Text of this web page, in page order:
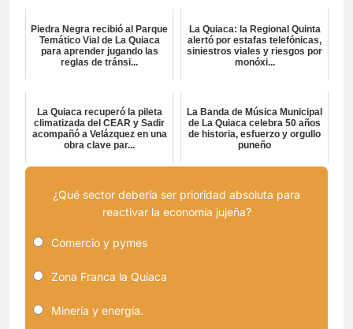
Piedra Negra recibió al Parque
Temático Vial de La Quiaca
para aprender jugando las
reglas de tránsi...
La Quiaca: la Regional Quinta
alertó por estafas telefónicas,
siniestros viales y riesgos por
monóxi...
La Quiaca recuperó la pileta
climatizada del CEAR y Sadir
acompañó a Velázquez en una
obra clave par...
La Banda de Música Municipal
de La Quiaca celebra 50 años
de historia, esfuerzo y orgullo
puneño
¿Qué sector debería ser prioridad absoluta para
reactivar la economía jujeña?
Comercio y pymes
Zona Franca la Quiaca
Minería y energía.